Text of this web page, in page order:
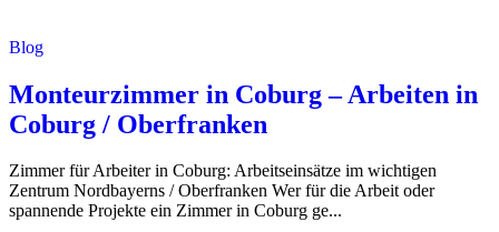
Blog
Monteurzimmer in Coburg – Arbeiten in
Coburg / Oberfranken
Zimmer für Arbeiter in Coburg: Arbeitseinsätze im wichtigen
Zentrum Nordbayerns / Oberfranken Wer für die Arbeit oder
spannende Projekte ein Zimmer in Coburg ge...